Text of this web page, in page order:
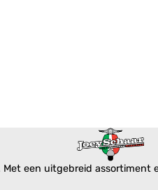
een uitgebreid